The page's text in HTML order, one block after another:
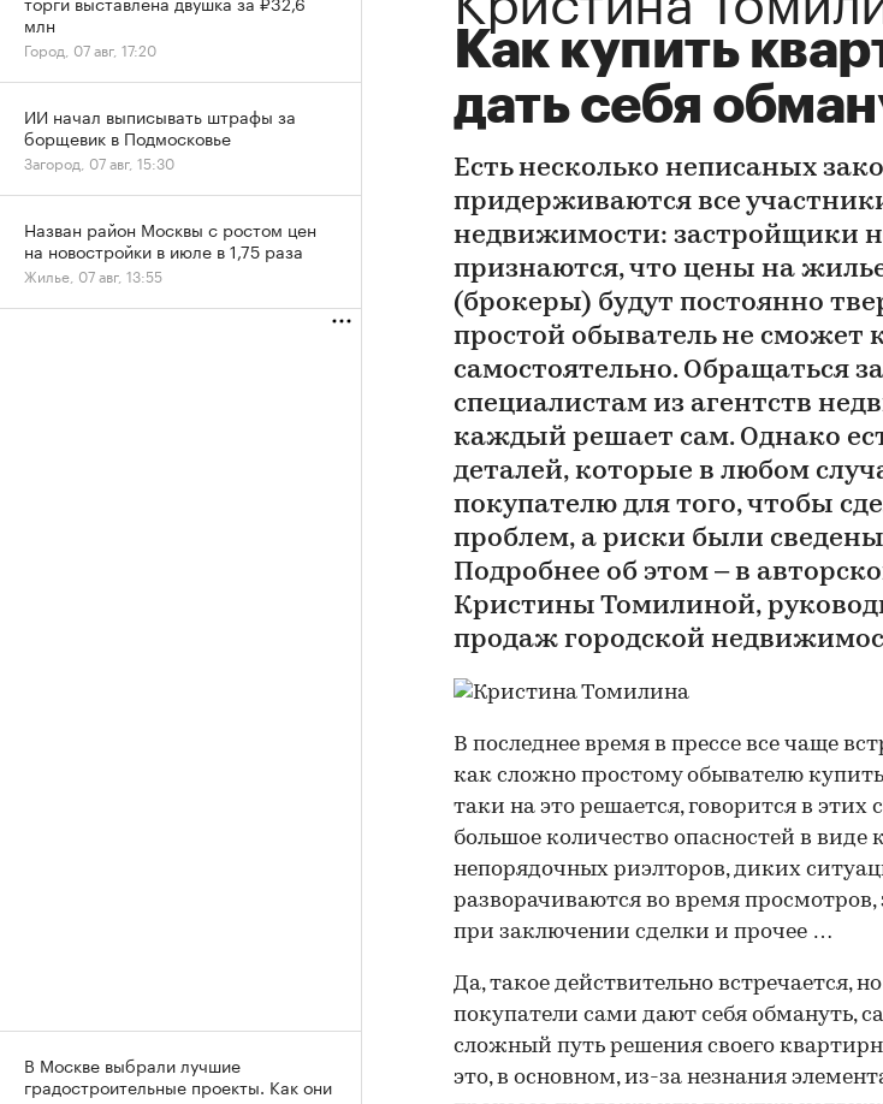
Как купить
дать себя
Есть несколько неписаных
придерживаются все
недвижимости: застройщики
признаются, что цены на
(брокеры) будут постоянно
простой обыватель не сможет
самостоятельно. Обращаться
специалистам из агентств
каждый решает сам. Однако
деталей, которые в любом
покупателю для того, чтобы
проблем, а риски были
Подробнее об этом – в
Кристины Томилиной,
продаж городской
В последнее время в прессе все чаще
как сложно простому обывателю
таки на это решается, говорится в этих
большое количество опасностей в
непорядочных риэлторов, диких
разворачиваются во время
при заключении сделки и прочее …
Да, такое действительно встречается,
покупатели сами дают себя обмануть,
сложный путь решения своего
это, в основном, из-за незнания
млн
Город, 07 авг, 17:20
ИИ начал выписывать штрафы за
борщевик в Подмосковье
Загород, 07 авг, 15:30
Назван район Москвы с ростом цен
на новостройки в июле в 1,75 раза
Жилье, 07 авг, 13:55
В Москве выбрали лучшие
градостроительные проекты. Как они